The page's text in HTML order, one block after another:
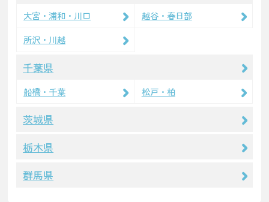
大宮・浦和・川口
越谷・春日部
所沢・川越
千葉県
船橋・千葉 松戸・柏
茨城県
栃木県
群馬県